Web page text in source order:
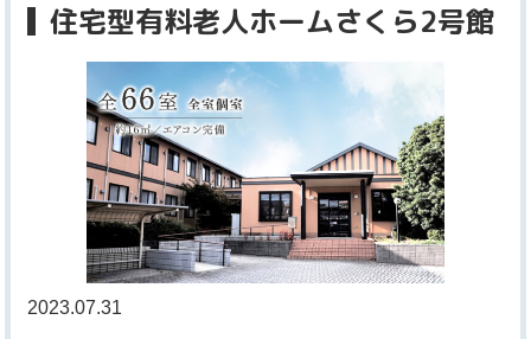
住宅型有料老人ホームさくら2号館
2023.07.31